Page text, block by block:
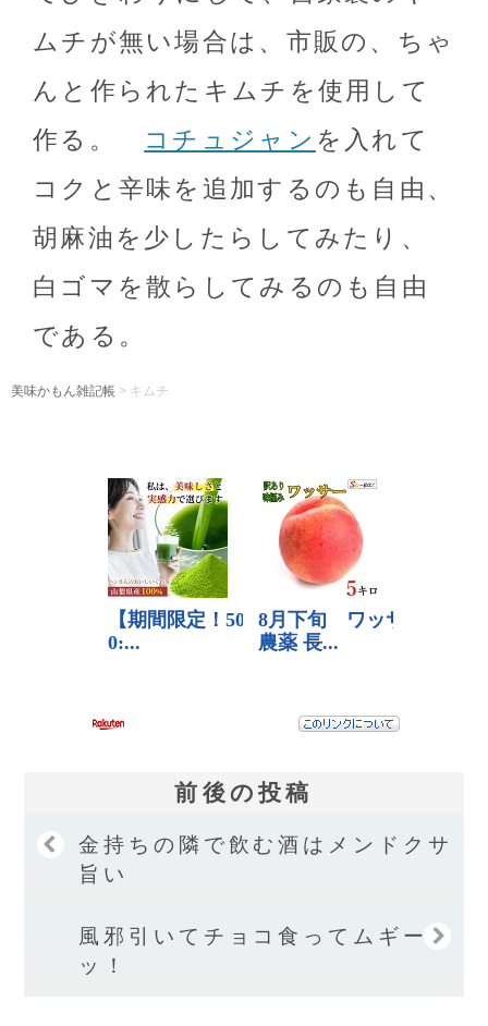
ムチが無い場合は、市販の、ちゃ
んと作られたキムチを使用して
作る。
コチュジャン を入れて
コクと辛味を追加するのも自由、
胡麻油を少したらしてみたり、
白ゴマを散らしてみるのも自由
である。
美味かもん雑記帳 > キムチ
前後の投稿
金持ちの隣で飲む酒はメンドクサ
旨い
風邪引いてチョコ食ってムギー
ッ！